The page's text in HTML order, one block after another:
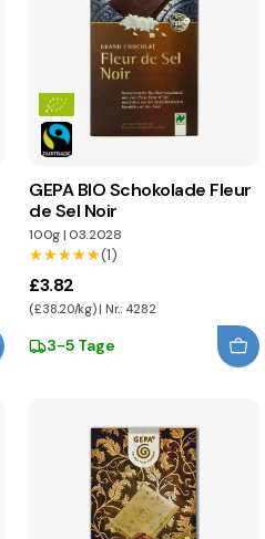
GEPA BIO Schokolade Fleur
de Sel Noir
100g|03.2028
★★★★★
★★★★★(1)
£3.82
(£38.20/kg) | Nr.: 4282
3-5 Tage